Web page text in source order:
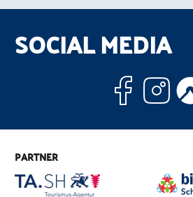
SOCIAL MEDIA
PARTNER